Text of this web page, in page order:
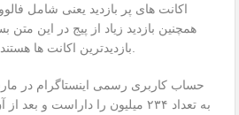
اکانت های پر بازدید یعنی شامل
همچنین بازدید زیاد از پیج در این متن